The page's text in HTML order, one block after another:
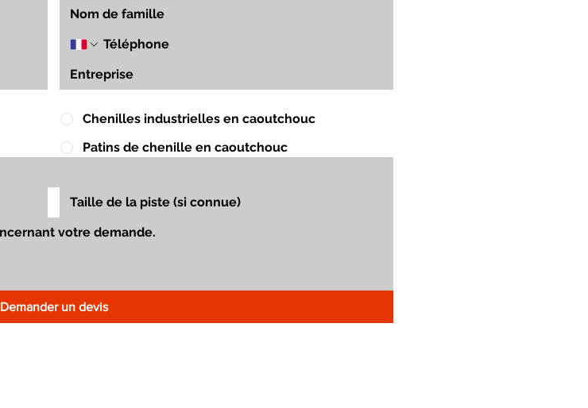
Chenilles industrielles en caoutchouc
Patins de chenille en caoutchouc
Demander un devis